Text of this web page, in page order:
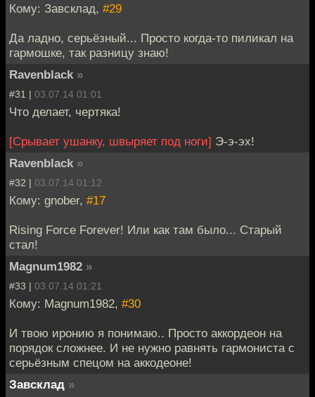
Кому: Завсклад, #29
Да ладно, серьёзный... Просто когда-то пиликал на
гармошке, так разницу знаю!
Ravenblack »
#31 | 03.07.14 01:01
Что делает, чертяка!
[Срывает ушанку, швыряет под ноги] Э-э-эх!
Ravenblack »
#32 | 03.07.14 01:12
Кому: gnober, #17
Rising Forсe Forever! Или как там было... Старый
стал!
Magnum1982 »
#33 | 03.07.14 01:21
Кому: Magnum1982, #30
И твою иронию я понимаю.. Просто аккордеон на
порядок сложнее. И не нужно равнять гармониста с
серьёзным спецом на аккодеоне!
Завсклад »